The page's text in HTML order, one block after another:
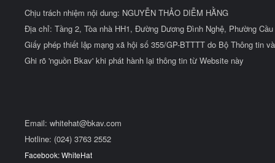
Chịu trách nhiệm nội dung: NGUYỄN THẢO DIỄM HẰNG
Địa chỉ: Tầng 2, Tòa nhà HH1, Đường Dương Đình Nghệ, Phường
Giấy phép thiết lập mạng xã hội số 355/GP-BTTTT do Bộ Thông tin
Ghi rõ 'nguồn Bkav' khi phát hành lại thông tin từ Website này
Email: whitehat@bkav.com
Hotline: (024) 3763 2552
Facebook: WhiteHat